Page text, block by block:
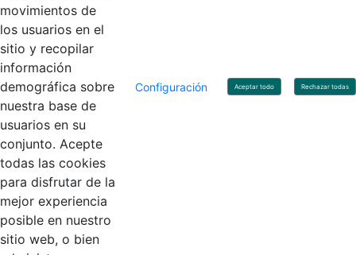
Contacto
Línea de servicio al ciudadano: +57(601) 492 64 00
Correo Institucional:
Correo de notificaciones judiciales:
notificacionjudicial@contaduria.gov.co
Correo de Asuntos disciplinarios:
asuntosdisciplinarios@contaduria.gov.co
Línea Anticorrupción: +57(601) 492 64 00 Ext. 4
Política de privacidad y protección de datos personales
Política de derechos de autor
Términos y condiciones de uso
© Copyright 2026 - Todos los derechos reservados
Gobierno de Colombia
movimientos de
los usuarios en el
sitio y recopilar
información
demográfica sobre
nuestra base de
usuarios en su
conjunto. Acepte
todas las cookies
para disfrutar de la
mejor experiencia
posible en nuestro
sitio web, o bien
Configuración Aceptar todo Rechazar todas